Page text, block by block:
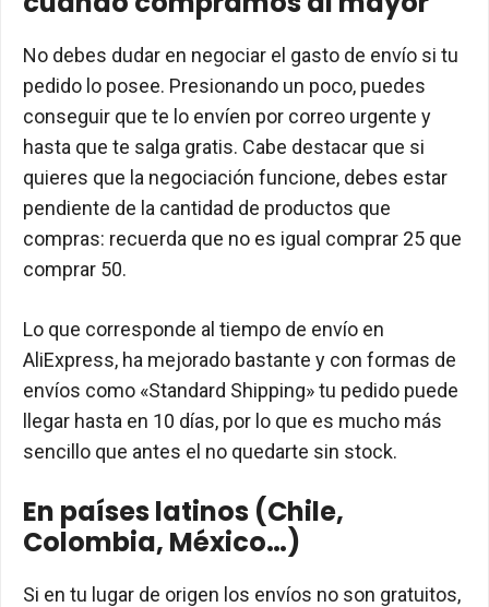
No debes dudar en negociar el gasto de envío si tu
pedido lo posee. Presionando un poco, puedes
conseguir que te lo envíen por correo urgente y
hasta que te salga gratis. Cabe destacar que si
quieres que la negociación funcione, debes estar
pendiente de la cantidad de productos que
compras: recuerda que no es igual comprar 25 que
comprar 50.
Lo que corresponde al tiempo de envío en
AliExpress, ha mejorado bastante y con formas de
envíos como «Standard Shipping» tu pedido puede
llegar hasta en 10 días, por lo que es mucho más
sencillo que antes el no quedarte sin stock.
En países latinos (Chile,
Colombia, México…)
Si en tu lugar de origen los envíos no son gratuitos,